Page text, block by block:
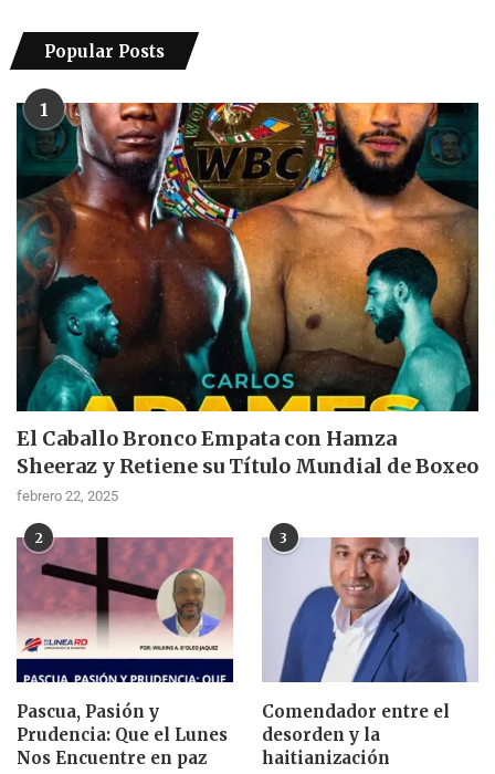
Popular Posts
1
El Caballo Bronco Empata con Hamza
Sheeraz y Retiene su Título Mundial de Boxeo
febrero 22, 2025
2
Pascua, Pasión y
Prudencia: Que el Lunes
Nos Encuentre en paz
3
Comendador entre el
desorden y la
haitianización